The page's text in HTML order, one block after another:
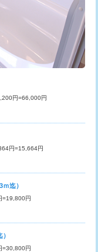
8,800円
22,000円
33,000円
33,000円
8,800円～
円=66,000円
円=15,664円
迄）
=19,800円
=30,800円